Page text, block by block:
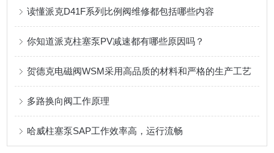
读懂派克D41F系列比例阀维修都包括哪些内容
你知道派克柱塞泵PV减速都有哪些原因吗？
贺德克电磁阀WSM采用高品质的材料和严格的生产工艺
多路换向阀工作原理
哈威柱塞泵SAP工作效率高，运行流畅